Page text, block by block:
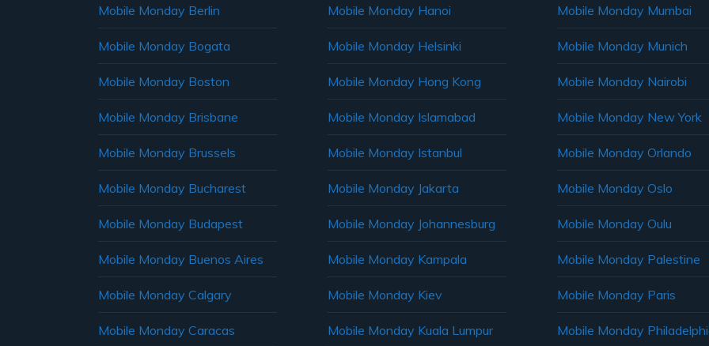
Mobile Monday Berlin
Mobile Monday Bogata
Mobile Monday Boston
Mobile Monday Brisbane
Mobile Monday Brussels
Mobile Monday Bucharest
Mobile Monday Budapest
Mobile Monday Buenos Aires
Mobile Monday Calgary
Mobile Monday Caracas
Mobile Monday Hanoi
Mobile Monday Helsinki
Mobile Monday Hong Kong
Mobile Monday Islamabad
Mobile Monday Istanbul
Mobile Monday Jakarta
Mobile Monday Johannesburg
Mobile Monday Kampala
Mobile Monday Kiev
Mobile Monday Kuala Lumpur
Mobile Monday Mumbai
Mobile Monday Munich
Mobile Monday Nairobi
Mobile Monday New York
Mobile Monday Orlando
Mobile Monday Oslo
Mobile Monday Oulu
Mobile Monday Palestine
Mobile Monday Paris
Mobile Monday